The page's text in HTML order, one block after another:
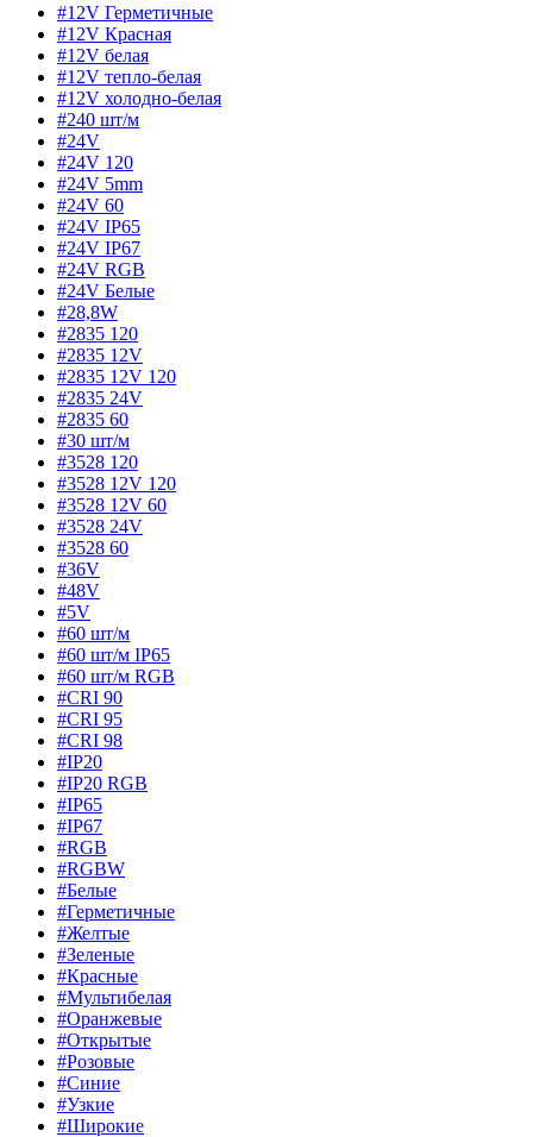
#12V Герметичные
#12V Красная
#12V белая
#12V тепло-белая
#12V холодно-белая
#240 шт/м
#24V
#24V 120
#24V 5mm
#24V 60
#24V IP65
#24V IP67
#24V RGB
#24V Белые
#28,8W
#2835 120
#2835 12V
#2835 12V 120
#2835 24V
#2835 60
#30 шт/м
#3528 120
#3528 12V 120
#3528 12V 60
#3528 24V
#3528 60
#36V
#48V
#5V
#60 шт/м
#60 шт/м IP65
#60 шт/м RGB
#CRI 90
#CRI 95
#CRI 98
#IP20
#IP20 RGB
#IP65
#IP67
#RGB
#RGBW
#Белые
#Герметичные
#Желтые
#Зеленые
#Красные
#Мультибелая
#Оранжевые
#Открытые
#Розовые
#Синие
#Узкие
#Широкие